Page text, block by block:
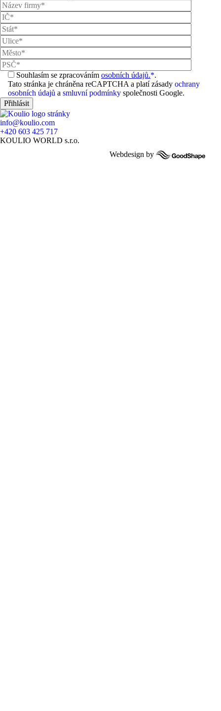
Souhlasím se zpracováním osobních údajů.*.
Tato stránka je chráněna reCAPTCHA a platí zásady ochrany
osobních údajů a smluvní podmínky společnosti Google.
info@koulio.com
+420 603 425 717
KOULIO WORLD s.r.o.
Webdesign by